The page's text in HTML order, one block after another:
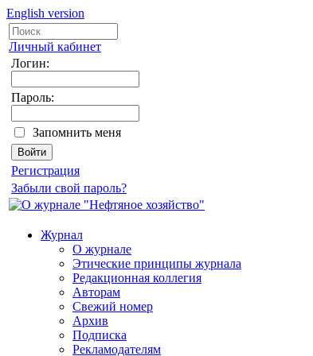
English version
Личный кабинет
Логин:
Пароль:
Запомнить меня
Регистрация
Забыли свой пароль?
Журнал
О журнале
Этические принципы журнала
Редакционная коллегия
Авторам
Свежий номер
Архив
Подписка
Рекламодателям